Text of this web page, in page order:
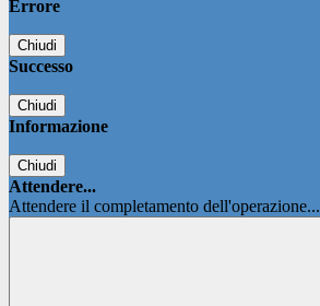
Errore
Chiudi
Successo
Chiudi
Informazione
Chiudi
Attendere...
Attendere il completamento dell'operazione...